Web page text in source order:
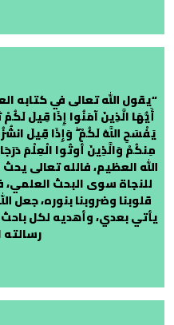
أَيُّهَا الَّذِينَ آمَنُوا إِذَا قِيلَ
يَفْسَحِ اللَّهُ لَكُمْ ۖ وَإِذَا قِيلَ
مِنكُمْ وَالَّذِينَ أُوتُوا الْعِلْمَ
الله العظيم، فالله تعالى
للنجاة سوى البحث العلمي،
قلوبنا وضروبنا بنوره، جعل
يأتي بعدي، وأهديه لكل
رسالته